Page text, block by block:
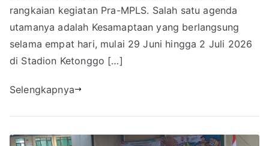
rangkaian kegiatan Pra-MPLS. Salah satu agenda
utamanya adalah Kesamaptaan yang berlangsung
selama empat hari, mulai 29 Juni hingga 2 Juli 2026
di Stadion Ketonggo […]
Selengkapnya